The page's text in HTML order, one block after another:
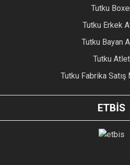
Tutku
Tutku Erkek
Tutku Bayan
Tutku Atlet
Tutku Fabrika Satış
ETBİS